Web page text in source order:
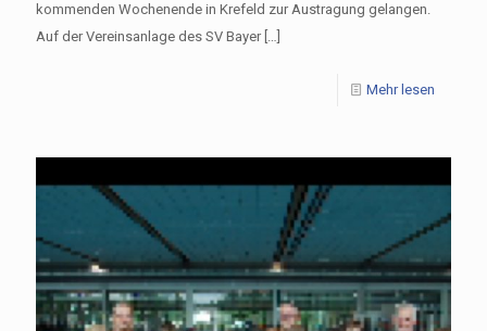
kommenden Wochenende in Krefeld zur Austragung gelangen.
Auf der Vereinsanlage des SV Bayer[…]
Mehr lesen